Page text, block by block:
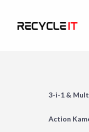
3-i-1 &
Action